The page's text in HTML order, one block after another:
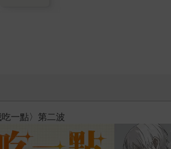
通靈藥師的處方箋